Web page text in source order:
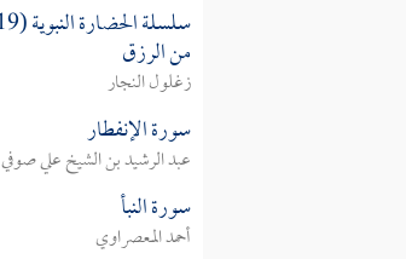
من الرزق
زغلول النجار
سورة الإنفطار
عبد الرشيد بن الشيخ علي صوفي
سورة النبأ
أحمد المعصراوي